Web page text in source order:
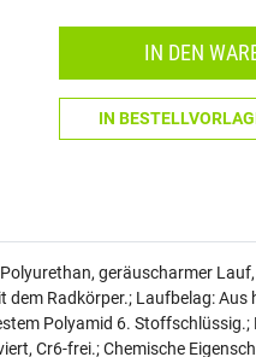
IN DEN
IN
geräuscharmer Lauf,
Radkörper.; Laufbelag: Aus
Polyamid 6. Stoffschlüssig.;
Cr6-frei.; Chemische